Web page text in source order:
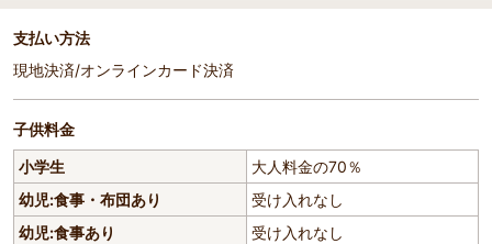
支払い方法
現地決済/オンラインカード決済
子供料金
小学生
大人料金の70％
幼児:食事・布団あり
受け入れなし
幼児:食事あり
受け入れなし